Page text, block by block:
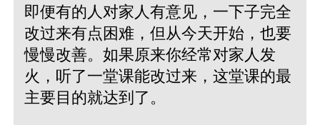
即便有的人对家人有意见，一下子完全
改过来有点困难，但从今天开始，也要
慢慢改善。如果原来你经常对家人发
火，听了一堂课能改过来，这堂课的最
主要目的就达到了。